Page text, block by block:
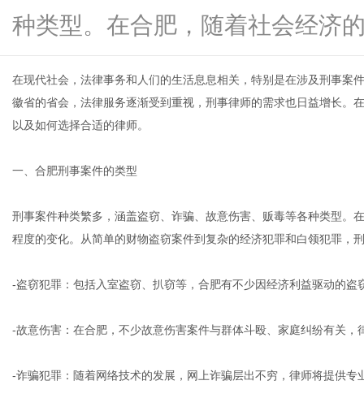
种类型。在合肥，随着社会经济
在现代社会，法律事务和人们的生活息息相关，特别是在涉及刑事案
徽省的省会，法律服务逐渐受到重视，刑事律师的需求也日益增长。
以及如何选择合适的律师。
一、合肥刑事案件的类型
刑事案件种类繁多，涵盖盗窃、诈骗、故意伤害、贩毒等各种类型。
程度的变化。从简单的财物盗窃案件到复杂的经济犯罪和白领犯罪，
-盗窃犯罪：包括入室盗窃、扒窃等，合肥有不少因经济利益驱动的
-故意伤害：在合肥，不少故意伤害案件与群体斗殴、家庭纠纷有关，
-诈骗犯罪：随着网络技术的发展，网上诈骗层出不穷，律师将提供